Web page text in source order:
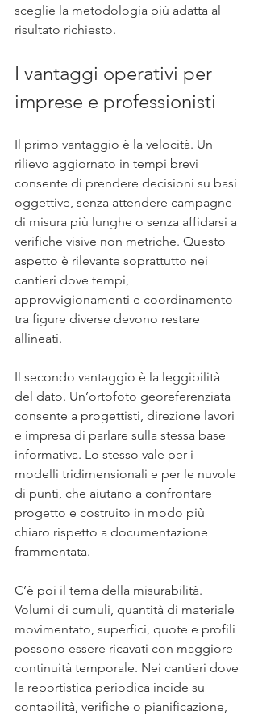
sceglie la metodologia più adatta al
risultato richiesto.
I vantaggi operativi per
imprese e professionisti
Il primo vantaggio è la velocità. Un
rilievo aggiornato in tempi brevi
consente di prendere decisioni su basi
oggettive, senza attendere campagne
di misura più lunghe o senza affidarsi a
verifiche visive non metriche. Questo
aspetto è rilevante soprattutto nei
cantieri dove tempi,
approvvigionamenti e coordinamento
tra figure diverse devono restare
allineati.
Il secondo vantaggio è la leggibilità
del dato. Un’ortofoto georeferenziata
consente a progettisti, direzione lavori
e impresa di parlare sulla stessa base
informativa. Lo stesso vale per i
modelli tridimensionali e per le nuvole
di punti, che aiutano a confrontare
progetto e costruito in modo più
chiaro rispetto a documentazione
frammentata.
C’è poi il tema della misurabilità.
Volumi di cumuli, quantità di materiale
movimentato, superfici, quote e profili
possono essere ricavati con maggiore
continuità temporale. Nei cantieri dove
la reportistica periodica incide su
contabilità, verifiche o pianificazione,